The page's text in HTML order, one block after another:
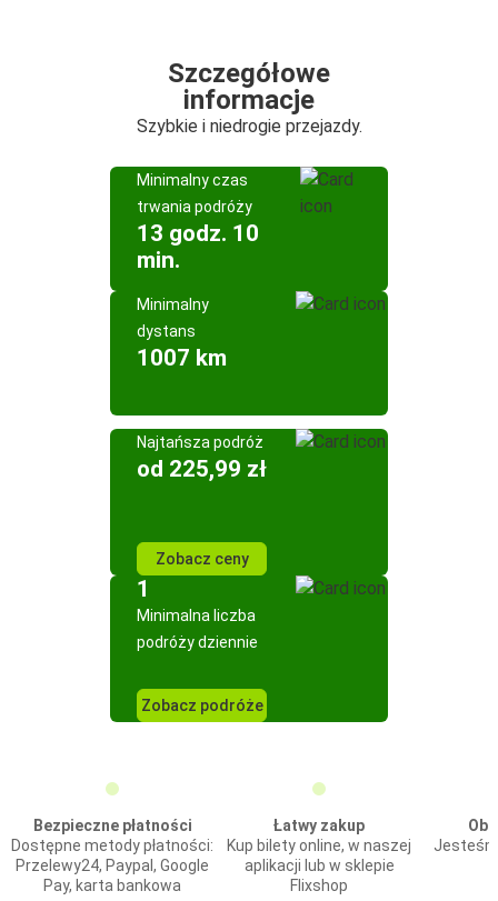
Szczegółowe
informacje
Szybkie i niedrogie przejazdy.
Minimalny czas
trwania podróży
13 godz. 10
min.
Minimalny
dystans
1007 km
Najtańsza podróż
od 225,99 zł
Zobacz ceny
1
Minimalna liczba
podróży dziennie
Zobacz podróże
Bezpieczne płatności
Dostępne metody płatności:
Przelewy24, Paypal, Google
Pay, karta bankowa
Łatwy zakup
Kup bilety online, w naszej
aplikacji lub w sklepie
Flixshop